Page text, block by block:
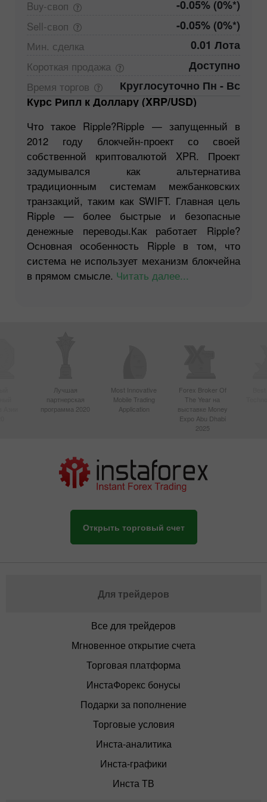
Buy-своп -0.05% (0%*)
Sell-своп -0.05% (0%*)
Мин. сделка 0.01 Лота
Короткая продажа Доступно
Время торгов
Круглосуточно Пн - Вс
Курс Рипл к Доллару (XRP/USD)
Что такое Ripple?Ripple — запущенный в
2012 году блокчейн-проект со своей
собственной криптовалютой XPR. Проект
задумывался как альтернатива
традиционным системам межбанковских
транзакций, таким как SWIFT. Главная цель
Ripple — более быстрые и безопасные
денежные переводы.Как работает Ripple?
Основная особенность Ripple в том, что
система не использует механизм блокчейна
в прямом смысле. Читать далее...
Лучшая
партнерская
программа 2020
Most Innovative
Mobile Trading
Application
Forex Broker Of
The Year на
выставке Money
Expo Abu Dhabi
2025
Открыть торговый счет
Для трейдеров
Все для трейдеров
Мгновенное открытие счета
Торговая платформа
ИнстаФорекс бонусы
Подарки за пополнение
Торговые условия
Инста-аналитика
Инста-графики
Инста ТВ